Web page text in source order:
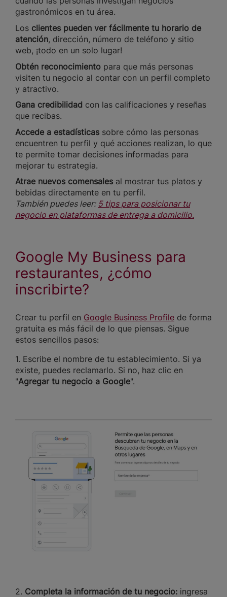
gastronómicos en tu área.
Los clientes pueden ver fácilmente tu horario de
atención, dirección, número de teléfono y sitio
web, ¡todo en un solo lugar!
Obtén reconocimiento para que más personas
visiten tu negocio al contar con un perfil completo
y atractivo.
Gana credibilidad con las calificaciones y reseñas
que recibas.
Accede a estadísticas sobre cómo las personas
encuentren tu perfil y qué acciones realizan, lo que
te permite tomar decisiones informadas para
mejorar tu estrategia.
Atrae nuevos comensales al mostrar tus platos y
bebidas directamente en tu perfil.
También puedes leer: 5 tips para posicionar tu
negocio en plataformas de entrega a domicilio.
Google My Business para
restaurantes, ¿cómo
inscribirte?
Crear tu perfil en Google Business Profile de forma
gratuita es más fácil de lo que piensas. Sigue
estos sencillos pasos:
1. Escribe el nombre de tu establecimiento. Si ya
existe, puedes reclamarlo. Si no, haz clic en
"Agregar tu negocio a Google".
2. Completa la información de tu negocio: ingresa